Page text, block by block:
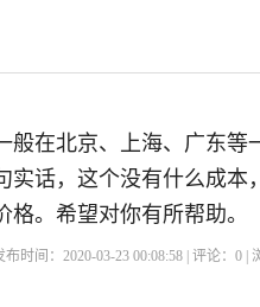
般在北京、上海、广东等
实话，这个没有什么成本
格。希望对你有所帮助。
布时间：2020-03-23 00:08:58 | 评论：0 |